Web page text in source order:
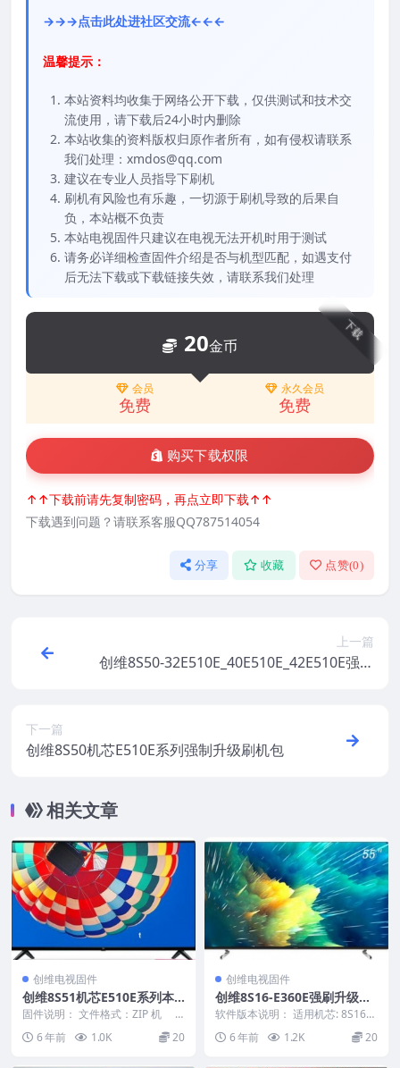
→→→点击此处进社区交流←←←
温馨提示：
本站资料均收集于网络公开下载，仅供测试和技术交
流使用，请下载后24小时内删除
本站收集的资料版权归原作者所有，如有侵权请联系
我们处理：xmdos@qq.com
建议在专业人员指导下刷机
刷机有风险也有乐趣，一切源于刷机导致的后果自
负，本站概不负责
本站电视固件只建议在电视无法开机时用于测试
请务必详细检查固件介绍是否与机型匹配，如遇支付
后无法下载或下载链接失效，请联系我们处理
下载
20金币
会员
免费
永久会员
免费
购买下载权限
↑↑下载前请先复制密码，再点立即下载↑↑
下载遇到问题？请联系客服QQ787514054
分享 收藏 点赞(0)
上一篇
创维8S50-32E510E_40E510E_42E510E强制
下一篇
创维8S50机芯E510E系列强制升级刷机包
相关文章
创维电视固件
创维8S51机芯E510E系列本
地OTA升级包
固件说明： 文件格式：ZIP 机
6 年前 1.0K 20
创维电视固件
创维8S16-E360E强刷升级救
砖电视固件包
软件版本说明： 适用机芯: 8S16
适用机型: E360E（除32寸外） 产
品...6 年前 1.2K 20